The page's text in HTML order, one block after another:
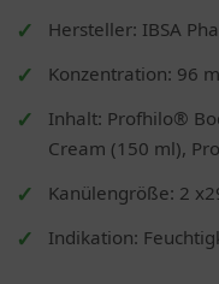
Hersteller: IBSA
Konzentration: 96
Inhalt: Profhilo®
Cream (150 ml),
Kanülengröße: 2
Indikation: